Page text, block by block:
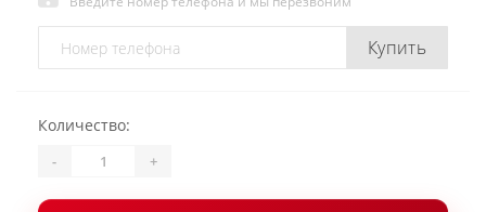
Купить
Количество:
- +